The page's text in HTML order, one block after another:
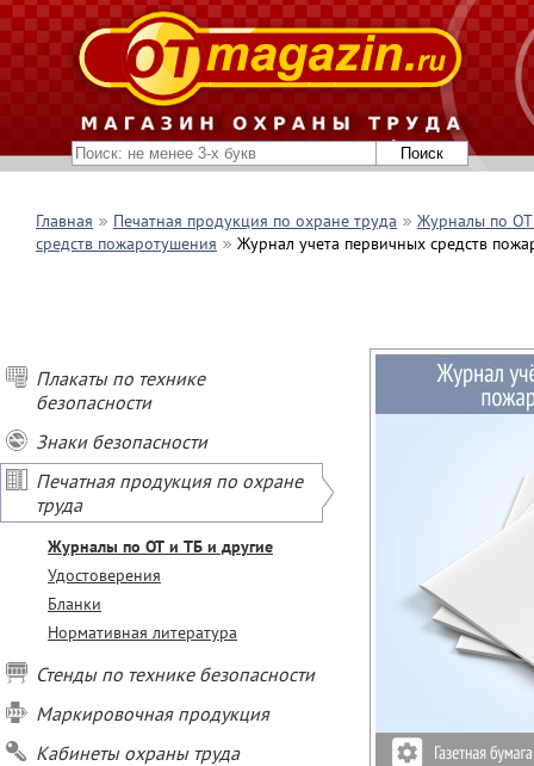
Главная Печатная продукция по охране труда
Журналы по
средств пожаротушения
Журнал учета первичных средств
Плакаты по технике
безопасности
Знаки безопасности
Печатная продукция по охране
труда
Журналы по ОТ и ТБ и другие
Удостоверения
Бланки
Нормативная литература
Стенды по технике безопасности
Маркировочная продукция
Кабинеты охраны труда